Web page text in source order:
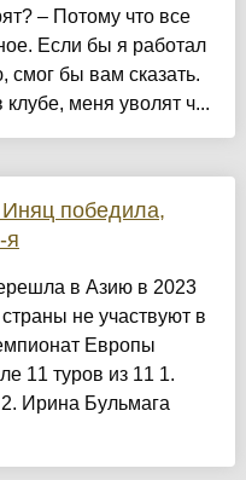
– Потому что все
Если бы я работал
смог бы вам сказать.
меня уволят ч...
победила,
я
в Азию в 2023
не участвуют в
Европы
11 туров из 11 1.
Ирина Бульмага